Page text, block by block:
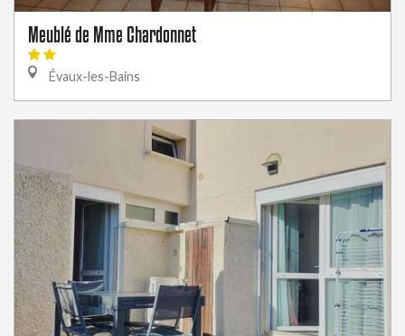
Meublé de Mme Chardonnet
Évaux-les-Bains